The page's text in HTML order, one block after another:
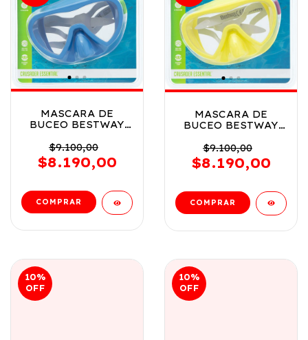
MASCARA DE
BUCEO BESTWAY
3 ANOS VR3 22057
MASCARA AZUL
$9.100,00
$8.190,00
MASCARA DE
BUCEO BESTWAY
3 ANOS VR4 22057
MASCARA
AMARILLA
$9.100,00
$8.190,00
10%
OFF
10%
OFF